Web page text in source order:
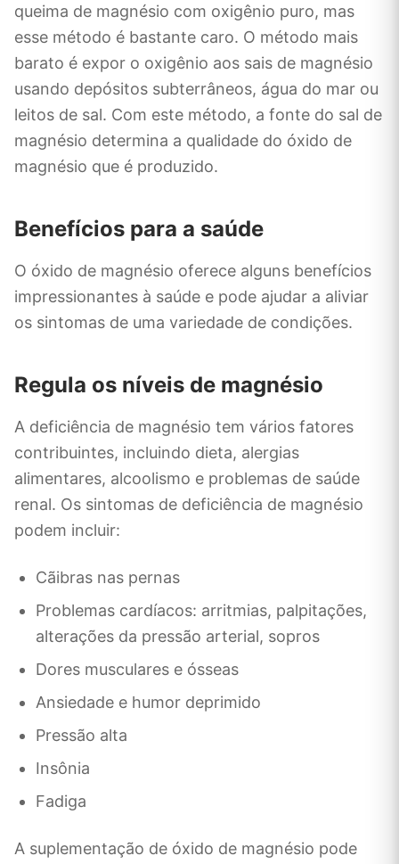
queima de magnésio com oxigênio puro, mas
esse método é bastante caro. O método mais
barato é expor o oxigênio aos sais de magnésio
usando depósitos subterrâneos, água do mar ou
leitos de sal. Com este método, a fonte do sal de
magnésio determina a qualidade do óxido de
magnésio que é produzido.
Benefícios para a saúde
O óxido de magnésio oferece alguns benefícios
impressionantes à saúde e pode ajudar a aliviar
os sintomas de uma variedade de condições.
Regula os níveis de magnésio
A deficiência de magnésio tem vários fatores
contribuintes, incluindo dieta, alergias
alimentares, alcoolismo e problemas de saúde
renal. Os sintomas de deficiência de magnésio
podem incluir:
Cãibras nas pernas
Problemas cardíacos: arritmias, palpitações,
alterações da pressão arterial, sopros
Dores musculares e ósseas
Ansiedade e humor deprimido
Pressão alta
Insônia
Fadiga
A suplementação de óxido de magnésio pode